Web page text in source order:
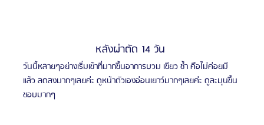
หลังผ่าตัด 14 วัน
วันนี้หลายๆอย่างเริ่มเข้าที่มากขึ้นอาการบวม เขียว ช้ำ คือไม่ค่อยมี
แล้ว ลดลงมากๆเลยค่ะ ดูหน้าตัวเองอ่อนเยาว์มากๆเลยค่ะ ดูละมุนขึ้น
ชอบมากๆ